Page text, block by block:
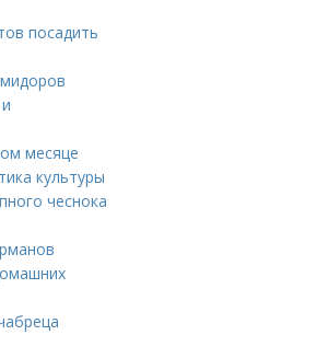
посадить
месяце
культуры
чеснока